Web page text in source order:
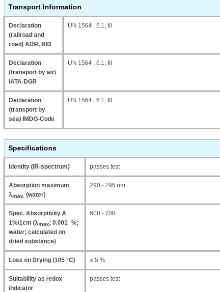
Transport Information
Declaration
(railroad and
road) ADR, RID
UN 1564 , 6.1, III
Declaration
(transport by air)
IATA-DGR
UN 1564 , 6.1, III
Declaration
(transport by
sea) IMDG-Code
UN 1564 , 6.1, III
Specifications
Identity (IR-spectrum) passes test
Absorption maximum
λmax. (water)
290 - 295 nm
Spec. Absorptivity A
1%/1cm (λmax; 0.001 %;
water; calculated on
dried substance)
600 - 700
Loss on Drying (105 °C) ≤ 5 %
Suitability as redox
indicator
passes test